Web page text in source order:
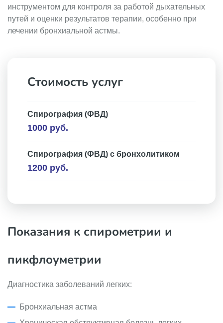
инструментом для контроля за работой дыхательных
путей и оценки результатов терапии, особенно при
лечении бронхиальной астмы.
Стоимость услуг
Спирография (ФВД)
1000 руб.
Спирография (ФВД) с бронхолитиком
1200 руб.
Показания к спирометрии и
пикфлоуметрии
Диагностика заболеваний легких:
Бронхиальная астма